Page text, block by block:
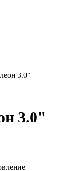
3.0"
3.0"